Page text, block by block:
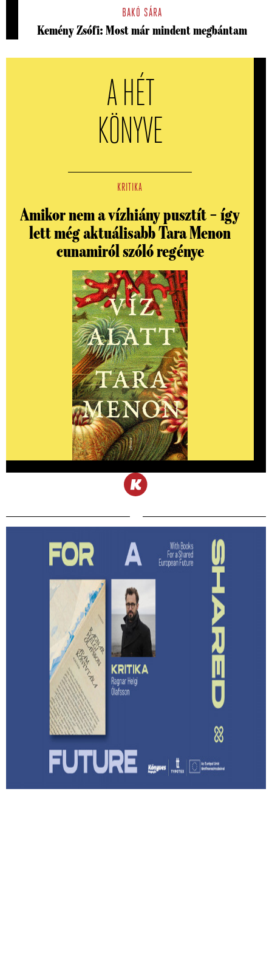
BAKÓ SÁRA
Kemény Zsófi: Most már mindent megbántam
A HÉT
KÖNYVE
KRITIKA
Amikor nem a vízhiány pusztít – így
lett még aktuálisabb Tara Menon
cunamiról szóló regénye
Lehet-e izgalmas egy
hagyatékfelszámolás? – Ragnar Helgi
Ólafsson: Apám könyvtára
Megmenthető-e a feledéstől mindaz, ami számunkra
értékes akkor, ha írunk róla?